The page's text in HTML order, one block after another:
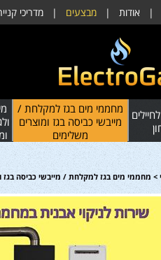
| אודות | מבצעים | מדריכי
מחממי מים בגז למקלחת /
מייבשי כביסה בגז ומוצרים
משלימים
> מחממי מים בגז למקלחת / מייבשי כביסה בגז